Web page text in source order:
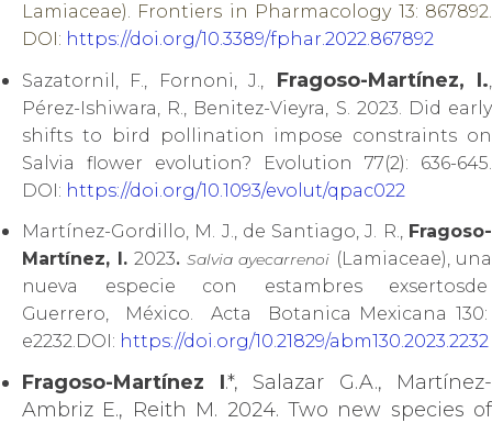
Lamiaceae). Frontiers in Pharmacology 13: 867892.
DOI: https://doi.org/10.3389/fphar.2022.867892
Sazatornil, F., Fornoni, J.,
Fragoso-Martínez, I.,
Pérez-Ishiwara, R., Benitez-Vieyra, S. 2023. Did early
shifts to bird pollination impose constraints on
Salvia flower evolution? Evolution 77(2): 636-645.
DOI: https://doi.org/10.1093/evolut/qpac022
Martínez-Gordillo, M. J., de Santiago, J. R., Fragoso-
Martínez, I . 2023. Salvia ayecarrenoi (Lamiaceae), una
nueva especie con estambres exsertosde
Guerrero, México. Acta Botanica Mexicana 130:
e2232.DOI: https://doi.org/10.21829/abm130.2023.2232
Fragoso-Martínez I.*, Salazar G.A., Martínez-
Ambriz E., Reith M. 2024. Two new species of